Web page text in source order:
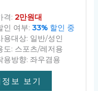
격: 2만원대
인 여부: 33%할인 중
용대상: 일반/성인
도: 스포츠/레저용
용방향: 좌우겸용
보 보기